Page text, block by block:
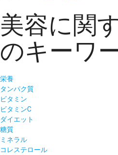
美容に関
のキーワ
栄養
タンパク質
ビタミン
ビタミンC
ダイエット
糖質
ミネラル
コレステロール